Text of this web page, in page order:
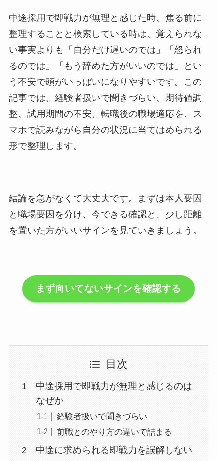
中途採用で即戦力が無理と感じた時、焦る前に
整理することと検索している時は、覚えられな
い事実よりも「自分だけ遅いのでは」「怒られ
るのでは」「もう辞めた方がいいのでは」とい
う不安で頭がいっぱいになりやすいです。この
記事では、経験者扱いで聞きづらい、期待値調
整、試用期間の不安、転職後の職場適応を、ス
マホで読みながら自分の状況に当てはめられる
形で整理します。
結論を急がなくて大丈夫です。まずは本人要因
と職場要因を分け、今できる確認と、少し距離
を置いた方がいいサインを見ていきましょう。
まず向いてないサインを確認する
目次
中途採用で即戦力が無理と感じるのは
なぜか
経験者扱いで聞きづらい
前職とのやり方の違いで詰まる
中途に求められる即戦力を誤解しない